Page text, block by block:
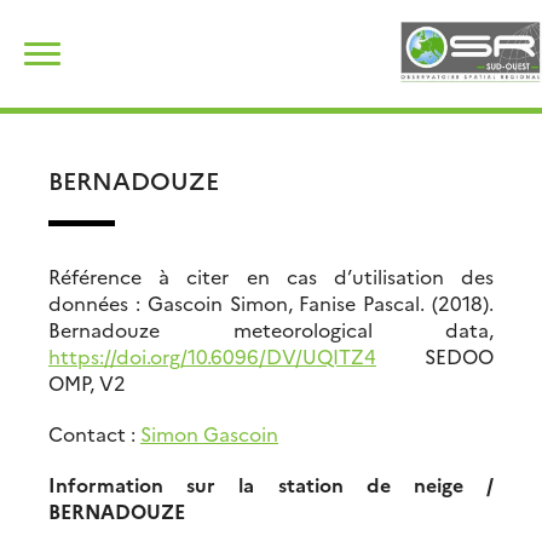
content
BERNADOUZE
Référence à citer en cas d’utilisation des
données : Gascoin Simon, Fanise Pascal. (2018).
Bernadouze meteorological data,
https://doi.org/10.6096/DV/UQITZ4 SEDOO
OMP, V2
Contact : Simon Gascoin
Information sur la station de neige /
BERNADOUZE